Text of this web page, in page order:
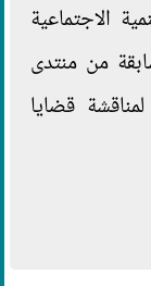
الاجتماعية
من منتدى
قضايا